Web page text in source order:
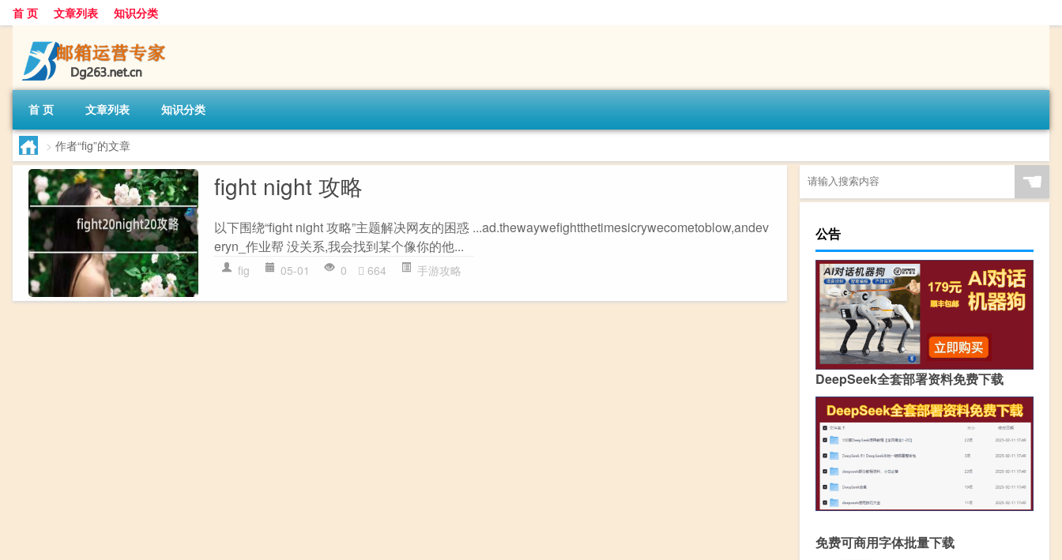
首 页 文章列表 知识分类
首 页 文章列表 知识分类
> 作者“fig”的文章
fight night 攻略
以下围绕“fight night 攻略”主题解决网友的困惑 ...ad.thewaywefightthetimesicrywecometoblow,andev
eryn_作业帮 没关系,我会找到某个像你的他...
fig 05-01 0 664 手游攻略
☚
公告
DeepSeek全套部署资料免费下载
免费可商用字体批量下载